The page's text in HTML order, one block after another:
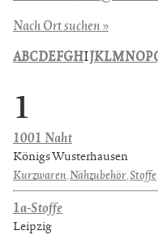
Nach Ort suchen »
ABCDEFGHIJKLMNOP
1
1001 Naht
Königs Wusterhausen
Kurzwaren,Nähzubehör,Stoffe
1a-Stoffe
Leipzig